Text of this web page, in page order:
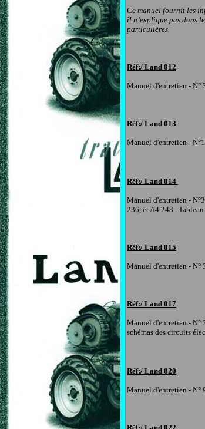
Ce manuel fournit les
il n’explique pas dans
particulières.
Réf:/ Land 012
Manuel d'entretien - N°
Réf:/ Land 013
Manuel d'entretien -
Réf:/ Land 014
Manuel d'entretien -
236, et A4 248 .
Réf:/ Land 015
Manuel d'entretien - N°
Réf:/ Land 017
Manuel d'entretien - N°
schémas des circuits
Réf:/ Land 020
Manuel d'entretien - N°